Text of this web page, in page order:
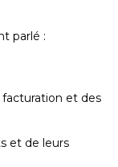
parlé :
et des
et de leurs